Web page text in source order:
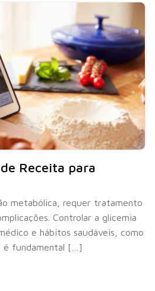
Receita para
metabólica, requer tratamento
Controlar a glicemia
e hábitos saudáveis, como
é fundamental […]